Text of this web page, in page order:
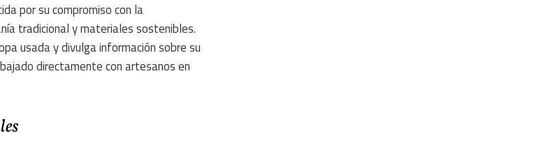
por su compromiso con la
tradicional y materiales sostenibles.
usada y divulga información sobre su
directamente con artesanos en